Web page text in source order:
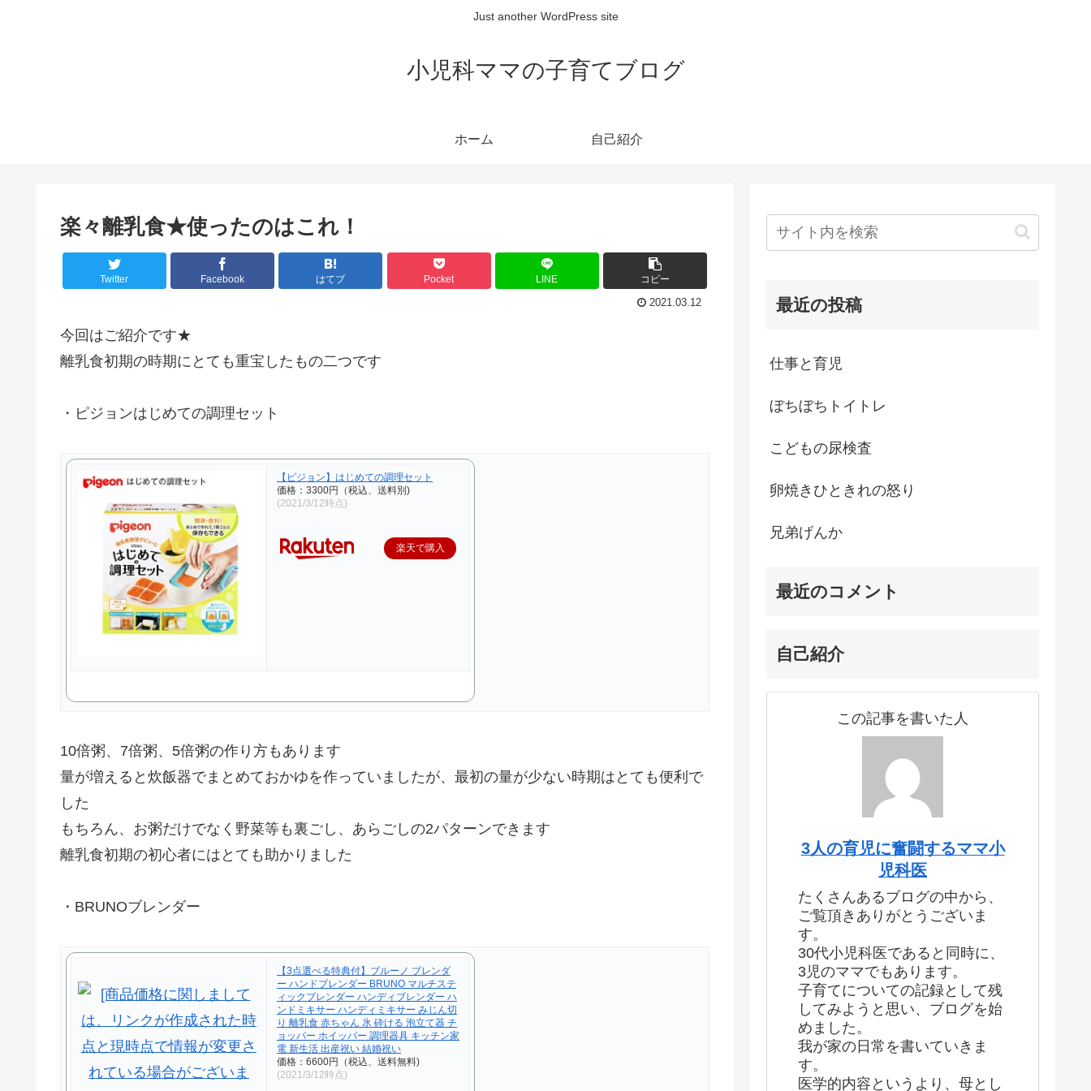
Just another WordPress site
小児科ママの子育てブログ
ホーム 自己紹介
楽々離乳食★使ったのはこれ！
Twitter Facebook はてブ Pocket LINE コピー
2021.03.12
今回はご紹介です★
離乳食初期の時期にとても重宝したもの二つです
・ピジョンはじめての調理セット
【ピジョン】はじめての調理セット
価格：3300円（税込、送料別)
(2021/3/12時点)
楽天で購入
10倍粥、7倍粥、5倍粥の作り方もあります
量が増えると炊飯器でまとめておかゆを作っていましたが、最初の量が少ない時期はとても便利で
した
もちろん、お粥だけでなく野菜等も裏ごし、あらごしの2パターンできます
離乳食初期の初心者にはとても助かりました
・BRUNOブレンダー
【3点選べる特典付】ブルーノ ブレンダ
ー ハンドブレンダー BRUNO マルチステ
ィックブレンダー ハンディブレンダー ハ
ンドミキサー ハンディミキサー みじん切
り 離乳食 赤ちゃん 氷 砕ける 泡立て器 チ
ョッパー ホイッパー 調理器具 キッチン家
電 新生活 出産祝い 結婚祝い
価格：6600円（税込、送料無料)
(2021/3/12時点)
最近の投稿
仕事と育児
ぼちぼちトイトレ
こどもの尿検査
卵焼きひときれの怒り
兄弟げんか
最近のコメント
自己紹介
この記事を書いた人
3人の育児に奮闘するママ小
児科医
たくさんあるブログの中から、
ご覧頂きありがとうございま
す。
30代小児科医であると同時に、
3児のママでもあります。
子育てについての記録として残
してみようと思い、ブログを始
めました。
我が家の日常を書いていきま
す。
医学的内容というより、母とし